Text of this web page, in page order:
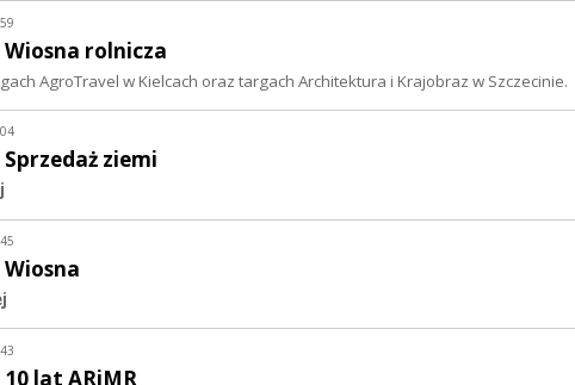
Wiosna rolnicza
AgroTravel w Kielcach oraz targach Architektura i Krajobraz w Szczecinie.
ziemi
lat ARiMR